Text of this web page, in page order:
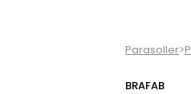
Parasoller>
BRAFAB